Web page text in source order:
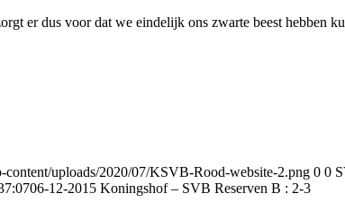
er dus voor dat we eindelijk ons zwarte beest hebben
uploads/2020/07/KSVB-Rood-website-2.png 0 0
06-12-2015 Koningshof – SVB Reserven B : 2-3